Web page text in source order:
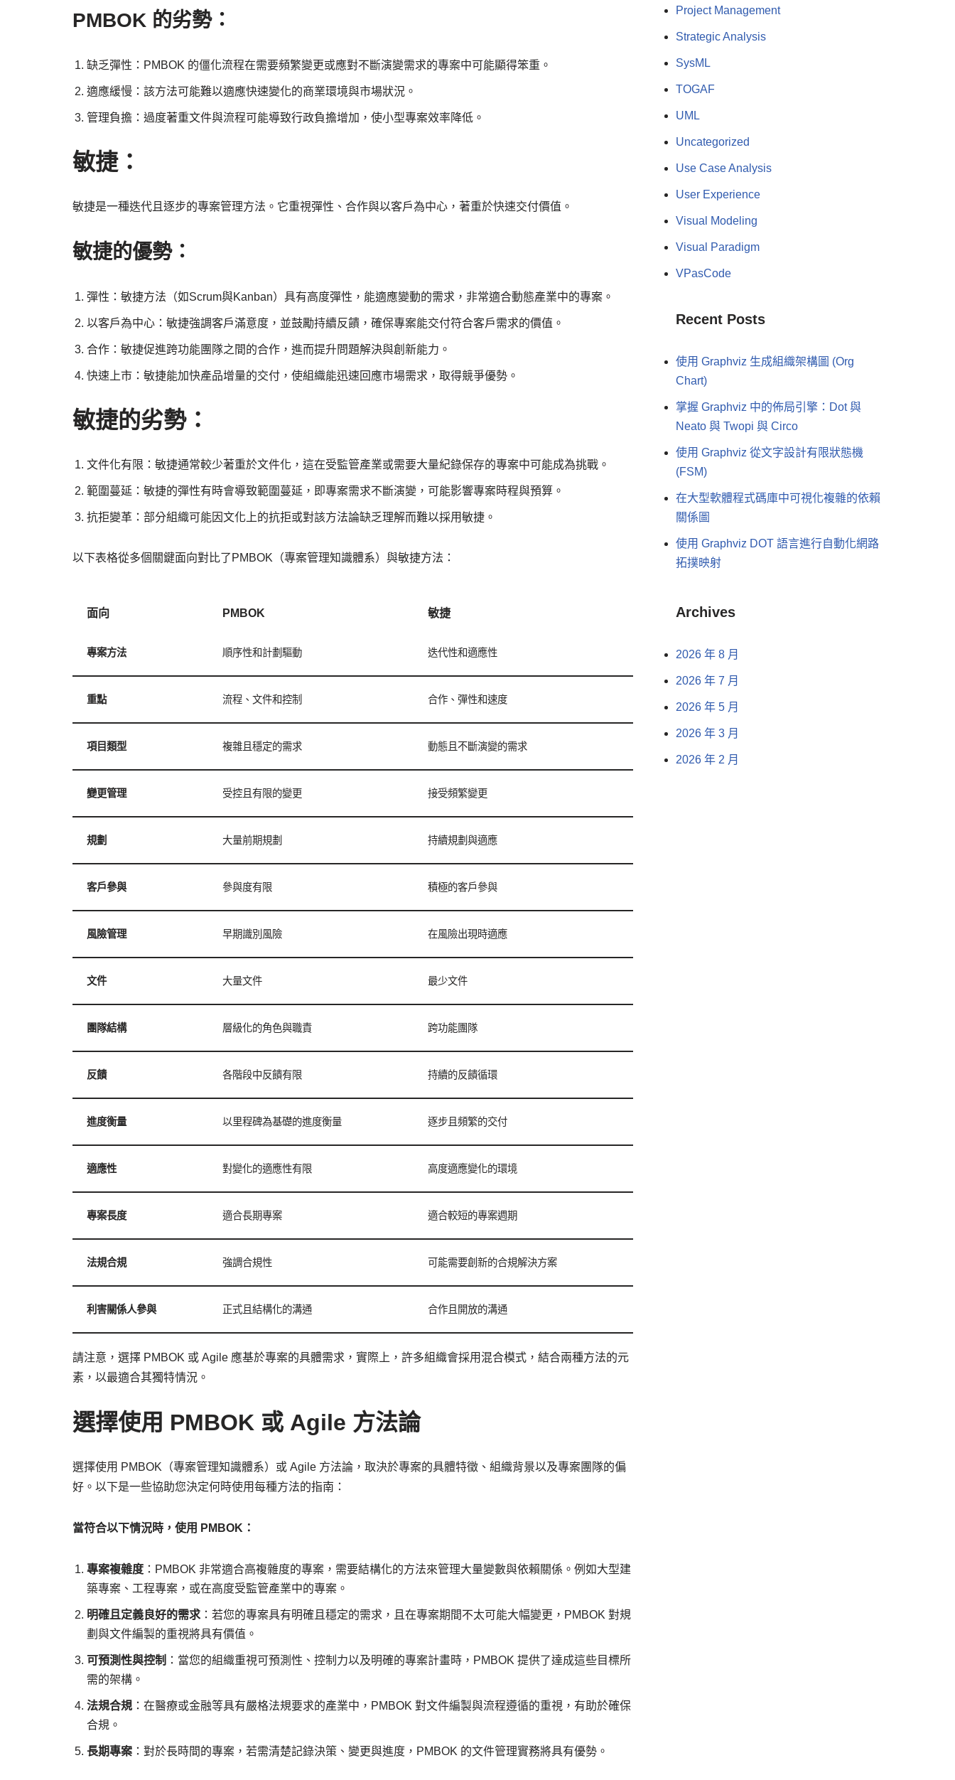
PMBOK 的劣勢：
缺乏彈性：PMBOK 的僵化流程在需要頻繁變更或應對不斷演變需求的專案中可能顯得笨重。
適應緩慢：該方法可能難以適應快速變化的商業環境與市場狀況。
管理負擔：過度著重文件與流程可能導致行政負擔增加，使小型專案效率降低。
敏捷：
敏捷是一種迭代且逐步的專案管理方法。它重視彈性、合作與以客戶為中心，著重於快速交付價值。
敏捷的優勢：
彈性：敏捷方法（如Scrum與Kanban）具有高度彈性，能適應變動的需求，非常適合動態產業中的專案。
以客戶為中心：敏捷強調客戶滿意度，並鼓勵持續反饋，確保專案能交付符合客戶需求的價值。
合作：敏捷促進跨功能團隊之間的合作，進而提升問題解決與創新能力。
快速上市：敏捷能加快產品增量的交付，使組織能迅速回應市場需求，取得競爭優勢。
敏捷的劣勢：
文件化有限：敏捷通常較少著重於文件化，這在受監管產業或需要大量紀錄保存的專案中可能成為挑戰。
範圍蔓延：敏捷的彈性有時會導致範圍蔓延，即專案需求不斷演變，可能影響專案時程與預算。
抗拒變革：部分組織可能因文化上的抗拒或對該方法論缺乏理解而難以採用敏捷。
以下表格從多個關鍵面向對比了PMBOK（專案管理知識體系）與敏捷方法：
面向 PMBOK 敏捷
專案方法 順序性和計劃驅動 迭代性和適應性
重點 流程、文件和控制 合作、彈性和速度
項目類型 複雜且穩定的需求 動態且不斷演變的需求
變更管理 受控且有限的變更 接受頻繁變更
規劃 大量前期規劃 持續規劃與適應
客戶參與 參與度有限 積極的客戶參與
風險管理 早期識別風險 在風險出現時適應
文件 大量文件 最少文件
團隊結構 層級化的角色與職責 跨功能團隊
反饋 各階段中反饋有限 持續的反饋循環
進度衡量 以里程碑為基礎的進度衡量 逐步且頻繁的交付
適應性 對變化的適應性有限 高度適應變化的環境
專案長度 適合長期專案 適合較短的專案週期
法規合規 強調合規性 可能需要創新的合規解決方案
利害關係人參與 正式且結構化的溝通 合作且開放的溝通
請注意，選擇 PMBOK 或 Agile 應基於專案的具體需求，實際上，許多組織會採用混合模式，結合兩種方法的元
素，以最適合其獨特情況。
選擇使用 PMBOK 或 Agile 方法論
選擇使用 PMBOK（專案管理知識體系）或 Agile 方法論，取決於專案的具體特徵、組織背景以及專案團隊的偏
好。以下是一些協助您決定何時使用每種方法的指南：
當符合以下情況時，使用 PMBOK：
專案複雜度 ：PMBOK 非常適合高複雜度的專案，需要結構化的方法來管理大量變數與依賴關係。例如大型建
築專案、工程專案，或在高度受監管產業中的專案。
明確且定義良好的需求 ：若您的專案具有明確且穩定的需求，且在專案期間不太可能大幅變更，PMBOK 對規
劃與文件編製的重視將具有價值。
可預測性與控制 ：當您的組織重視可預測性、控制力以及明確的專案計畫時，PMBOK 提供了達成這些目標所
需的架構。
法規合規 ：在醫療或金融等具有嚴格法規要求的產業中，PMBOK 對文件編製與流程遵循的重視，有助於確保
合規。
長期專案 ：對於長時間的專案，若需清楚記錄決策、變更與進度，PMBOK 的文件管理實務將具有優勢。
Project Management
Strategic Analysis
SysML
TOGAF
UML
Uncategorized
Use Case Analysis
User Experience
Visual Modeling
Visual Paradigm
VPasCode
Recent Posts
使用 Graphviz 生成組織架構圖 (Org
Chart)
掌握 Graphviz 中的佈局引擎：Dot 與
Neato 與 Twopi 與 Circo
使用 Graphviz 從文字設計有限狀態機
(FSM)
在大型軟體程式碼庫中可視化複雜的依賴
關係圖
使用 Graphviz DOT 語言進行自動化網路
拓撲映射
Archives
2026 年 8 月
2026 年 7 月
2026 年 5 月
2026 年 3 月
2026 年 2 月